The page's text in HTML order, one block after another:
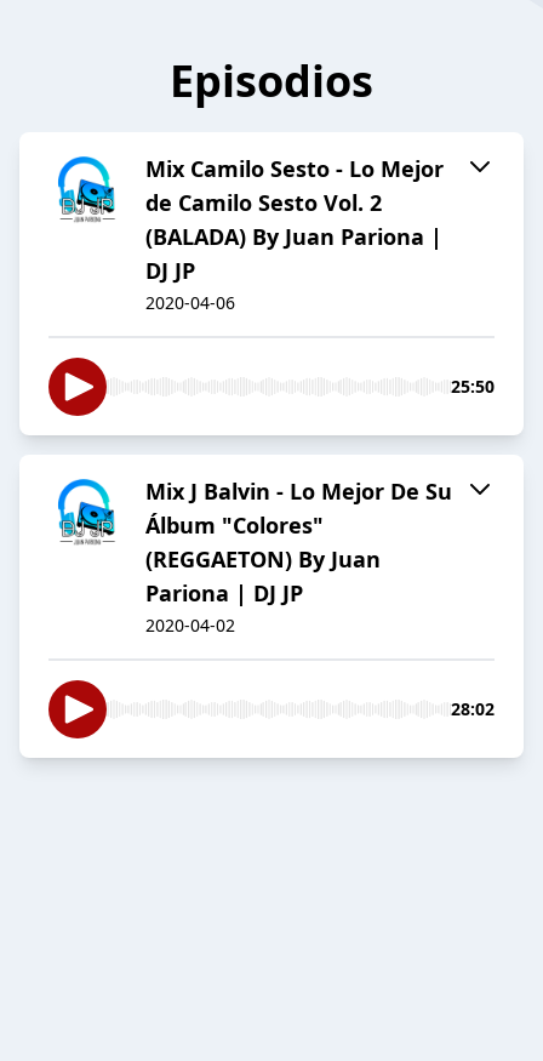
Episodios
Mix Camilo Sesto - Lo Mejor
de Camilo Sesto Vol. 2
(BALADA) By Juan Pariona |
DJ JP
2020-04-06
25:50
Mix J Balvin - Lo Mejor De Su
Álbum "Colores"
(REGGAETON) By Juan
Pariona | DJ JP
2020-04-02
28:02